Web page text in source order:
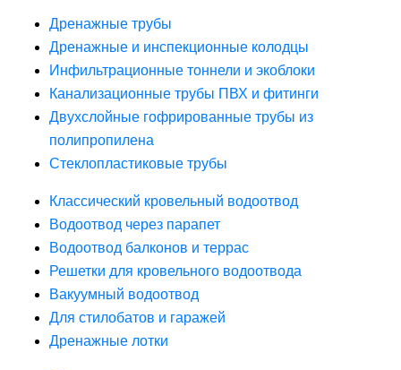
Дренажные трубы
Дренажные и инспекционные колодцы
Инфильтрационные тоннели и экоблоки
Канализационные трубы ПВХ и фитинги
Двухслойные гофрированные трубы из
полипропилена
Стеклопластиковые трубы
Классический кровельный водоотвод
Водоотвод через парапет
Водоотвод балконов и террас
Решетки для кровельного водоотвода
Вакуумный водоотвод
Для стилобатов и гаражей
Дренажные лотки